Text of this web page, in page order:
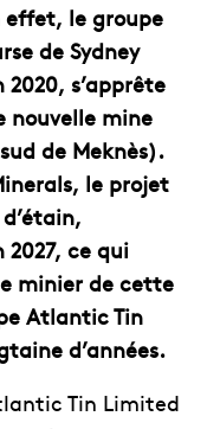
effet, le groupe
de Sydney
s’apprête
nouvelle mine
de Meknès).
le projet
2027, ce qui
minier de cette
Atlantic Tin
d’années.
Tin Limited